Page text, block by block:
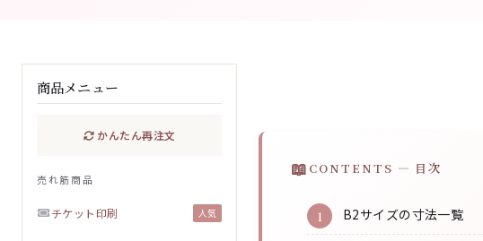
商品メニュー
かんたん再注文
売れ筋商品
チケット印刷 人気
CONTENTS — 目次
B2サイズの寸法一覧